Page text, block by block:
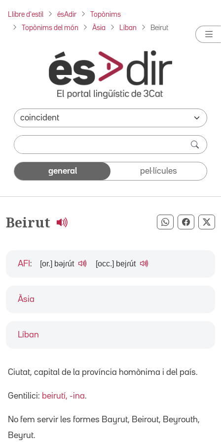
Llibre d'estil ésAdir Topònims
Topònims del món Àsia Líban Beirut
general pel·lícules
Beirut Compartir
Àsia
Líban
AFI : [or.] bəjɾút [occ.] bejɾút
Ciutat, capital de la província homònima i del país.
Gentilici: beirutí, -ina.
No fem servir les formes Bayrut, Beirout, Beyrouth,
Beyrut.